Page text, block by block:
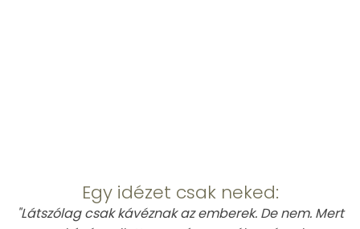
Egy idézet csak neked:
"Látszólag csak kávéznak az emberek. De nem. Mert